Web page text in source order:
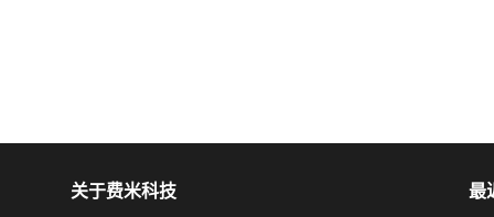
关于费米科技 最